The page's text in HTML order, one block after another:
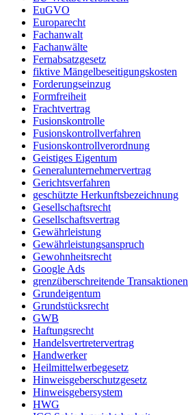
EuGVO
Europarecht
Fachanwalt
Fachanwälte
Fernabsatzgesetz
fiktive Mängelbeseitigungskosten
Forderungseinzug
Formfreiheit
Frachtvertrag
Fusionskontrolle
Fusionskontrollverfahren
Fusionskontrollverordnung
Geistiges Eigentum
Generalunternehmervertrag
Gerichtsverfahren
geschützte Herkunftsbezeichnung
Gesellschaftsrecht
Gesellschaftsvertrag
Gewährleistung
Gewährleistungsanspruch
Gewohnheitsrecht
Google Ads
grenzüberschreitende Transaktionen
Grundeigentum
Grundstücksrecht
GWB
Haftungsrecht
Handelsvertretervertrag
Handwerker
Heilmittelwerbegesetz
Hinweisgeberschutzgesetz
Hinweisgebersystem
HWG